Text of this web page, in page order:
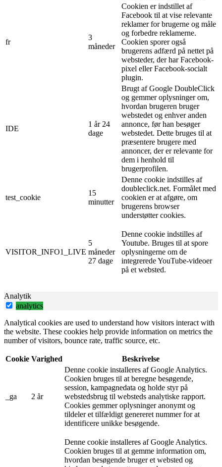
fr
3
måneder
Cookien er indstillet af
Facebook til at vise relevante
reklamer for brugerne og måle
og forbedre reklamerne.
Cookien sporer også
brugerens adfærd på nettet på
websteder, der har Facebook-
pixel eller Facebook-socialt
plugin.
IDE
1 år 24
dage
Brugt af Google DoubleClick
og gemmer oplysninger om,
hvordan brugeren bruger
webstedet og enhver anden
annonce, før han besøger
webstedet. Dette bruges til at
præsentere brugere med
annoncer, der er relevante for
dem i henhold til
brugerprofilen.
test_cookie
15
minutter
Denne cookie indstilles af
doubleclick.net. Formålet med
cookien er at afgøre, om
brugerens browser
understøtter cookies.
VISITOR_INFO1_LIVE
5
måneder
27 dage
Denne cookie indstilles af
Youtube. Bruges til at spore
oplysningerne om de
integrerede YouTube-videoer
på et websted.
Analytik
analytics
Analytical cookies are used to understand how visitors interact with
the website. These cookies help provide information on metrics the
number of visitors, bounce rate, traffic source, etc.
Cookie Varighed Beskrivelse
_ga 2 år
Denne cookie installeres af Google Analytics.
Cookien bruges til at beregne besøgende,
session, kampagnedata og holde styr på
webstedsbrug til websteds analytiske rapport.
Cookies gemmer oplysninger anonymt og
tildeler et tilfældigt genereret nummer for at
identificere unikke besøgende.
Denne cookie installeres af Google Analytics.
Cookien bruges til at gemme information om,
hvordan besøgende bruger et websted og